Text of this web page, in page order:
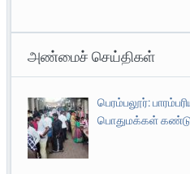
அண்மைச் செய்திகள்
பெரம்பலூர்:
பொதுமக்கள்